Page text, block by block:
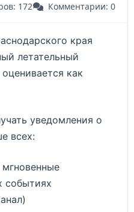
172 Комментарии: 0
края
летательный
как
уведомления о
всех:
событиях